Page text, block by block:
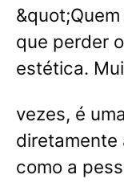
que perder
estética.
vezes, é
diretamente
como a